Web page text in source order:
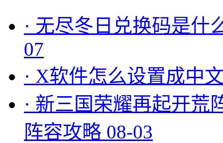
· 无尽冬日兑换码是什
07
· X软件怎么设置成中
· 新三国荣耀再起开荒
阵容攻略 08-03